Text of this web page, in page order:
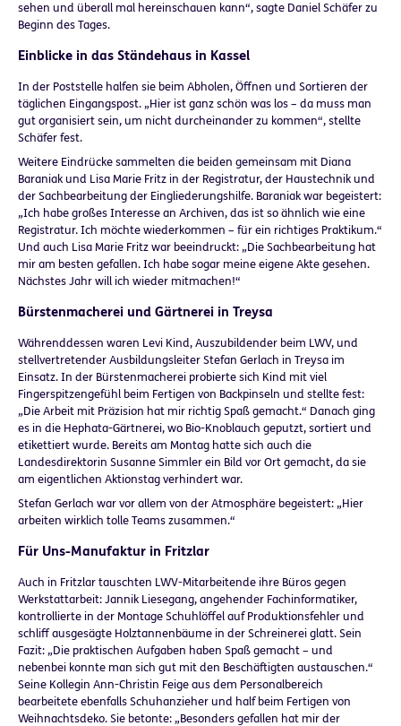
sehen und überall mal hereinschauen kann“, sagte Daniel Schäfer zu
Beginn des Tages.
Einblicke in das Ständehaus in Kassel
In der Poststelle halfen sie beim Abholen, Öffnen und Sortieren der
täglichen Eingangspost. „Hier ist ganz schön was los – da muss man
gut organisiert sein, um nicht durcheinander zu kommen“, stellte
Schäfer fest.
Weitere Eindrücke sammelten die beiden gemeinsam mit Diana
Baraniak und Lisa Marie Fritz in der Registratur, der Haustechnik und
der Sachbearbeitung der Eingliederungshilfe. Baraniak war begeistert:
„Ich habe großes Interesse an Archiven, das ist so ähnlich wie eine
Registratur. Ich möchte wiederkommen – für ein richtiges Praktikum.“
Und auch Lisa Marie Fritz war beeindruckt: „Die Sachbearbeitung hat
mir am besten gefallen. Ich habe sogar meine eigene Akte gesehen.
Nächstes Jahr will ich wieder mitmachen!“
Bürstenmacherei und Gärtnerei in Treysa
Währenddessen waren Levi Kind, Auszubildender beim LWV, und
stellvertretender Ausbildungsleiter Stefan Gerlach in Treysa im
Einsatz. In der Bürstenmacherei probierte sich Kind mit viel
Fingerspitzengefühl beim Fertigen von Backpinseln und stellte fest:
„Die Arbeit mit Präzision hat mir richtig Spaß gemacht.“ Danach ging
es in die Hephata-Gärtnerei, wo Bio-Knoblauch geputzt, sortiert und
etikettiert wurde. Bereits am Montag hatte sich auch die
Landesdirektorin Susanne Simmler ein Bild vor Ort gemacht, da sie
am eigentlichen Aktionstag verhindert war.
Stefan Gerlach war vor allem von der Atmosphäre begeistert: „Hier
arbeiten wirklich tolle Teams zusammen.“
Für Uns-Manufaktur in Fritzlar
Auch in Fritzlar tauschten LWV-Mitarbeitende ihre Büros gegen
Werkstattarbeit: Jannik Liesegang, angehender Fachinformatiker,
kontrollierte in der Montage Schuhlöffel auf Produktionsfehler und
schliff ausgesägte Holztannenbäume in der Schreinerei glatt. Sein
Fazit: „Die praktischen Aufgaben haben Spaß gemacht – und
nebenbei konnte man sich gut mit den Beschäftigten austauschen.“
Seine Kollegin Ann-Christin Feige aus dem Personalbereich
bearbeitete ebenfalls Schuhanzieher und half beim Fertigen von
Weihnachtsdeko. Sie betonte: „Besonders gefallen hat mir der